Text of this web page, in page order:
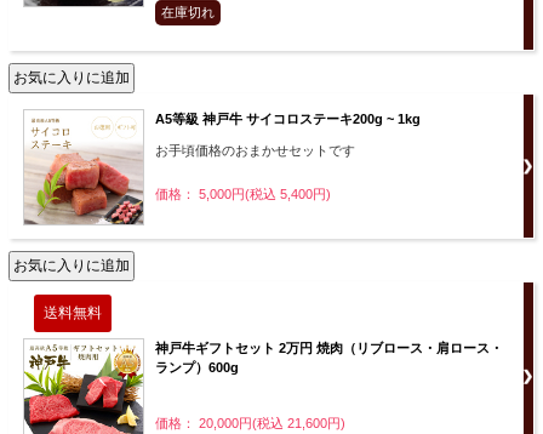
在庫切れ
A5等級 神戸牛 サイコロステーキ200g ~ 1kg
お手頃価格のおまかせセットです
価格： 5,000円(税込 5,400円)
神戸牛ギフトセット 2万円 焼肉（リブロース・肩ロース・
ランプ）600g
価格： 20,000円(税込 21,600円)